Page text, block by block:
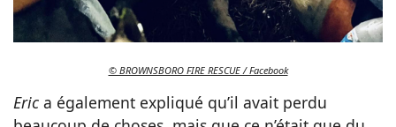
© BROWNSBORO FIRE RESCUE / Facebook
Eric a également expliqué qu’il avait perdu